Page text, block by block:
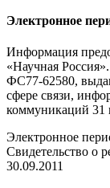
Электронное
Информация
«Научная
ФС77-62580,
сфере связи,
коммуникаций 31
Электронное
Свидетельство
30.09.2011